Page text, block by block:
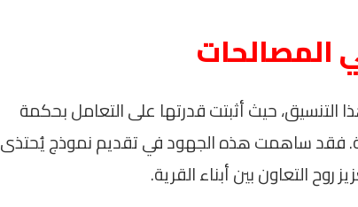
المصالحات
التنسيق، حيث أثبتت قدرتها على التعامل بحكمة
فقد ساهمت هذه الجهود في تقديم نموذج يُحتذى
روح التعاون بين أبناء القرية.